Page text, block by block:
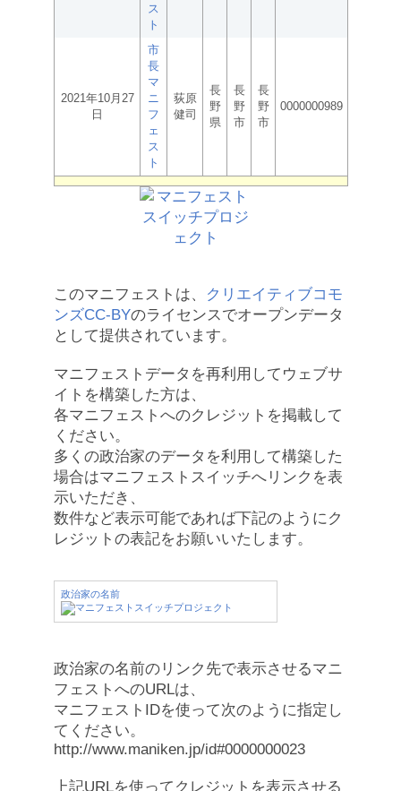
ス
ト
2021年10月27
日
市
長
マ
ニ
フ
ェ
ス
ト
荻原
健司
長
野
県
長
野
市
長
野
市
0000000989
このマニフェストは、
クリエイティブコモ
ンズCC-BYのライセンスでオープンデータ
として提供されています。
マニフェストデータを再利用してウェブサ
イトを構築した方は、
各マニフェストへのクレジットを掲載して
ください。
多くの政治家のデータを利用して構築した
場合はマニフェストスイッチへリンクを表
示いただき、
数件など表示可能であれば下記のようにク
レジットの表記をお願いいたします。
政治家の名前
政治家の名前のリンク先で表示させるマニ
フェストへのURLは、
マニフェストIDを使って次のように指定し
てください。
http://www.maniken.jp/id#0000000023
上記URLを使ってクレジットを表示させる